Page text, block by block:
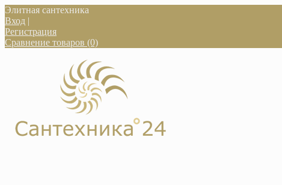
Элитная сантехника
Вход |
Регистрация
Сравнение товаров (0)